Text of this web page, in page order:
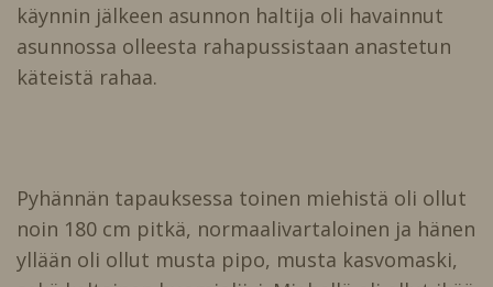
käynnin jälkeen asunnon haltija oli havainnut
asunnossa olleesta rahapussistaan anastetun
käteistä rahaa.
Pyhännän tapauksessa toinen miehistä oli ollut
noin 180 cm pitkä, normaalivartaloinen ja hänen
yllään oli ollut musta pipo, musta kasvomaski,